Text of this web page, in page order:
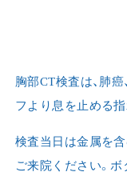
胸部CT検査は、肺
フより息を止める
検査当日は金属を
ご来院ください。
時受け取っていただいた
スムーズに行うことがで